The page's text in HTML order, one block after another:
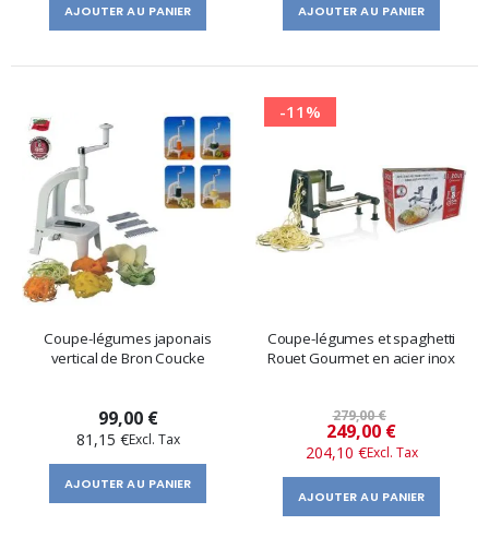
AJOUTER AU PANIER AJOUTER AU PANIER
Coupe-légumes japonais
vertical de Bron Coucke
99,00 €
81,15 €
AJOUTER AU PANIER
-11%
Coupe-légumes et spaghetti
Rouet Gourmet en acier inox
279,00 €
Prix
spécial
249,00 €
204,10 €
AJOUTER AU PANIER